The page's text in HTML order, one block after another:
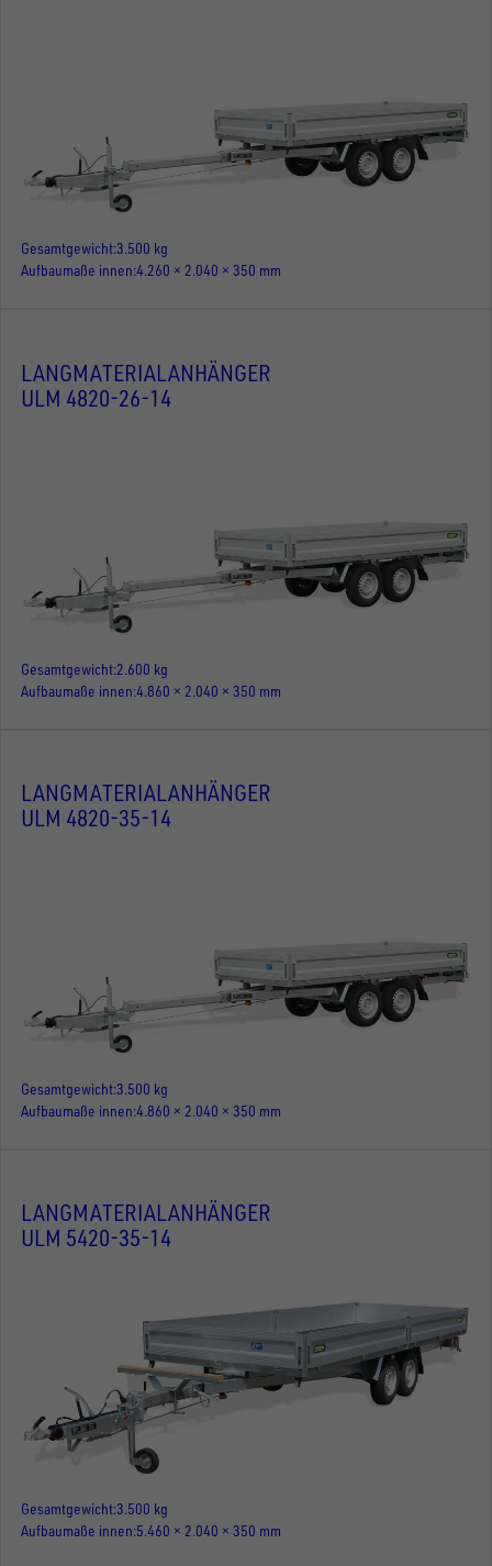
Gesamtgewicht3.500 kg
Aufbaumaße innen 4.260 × 2.040 × 350 mm
LANGMATERIALANHÄNGER
ULM 4820-26-14
Gesamtgewicht 2.600 kg
Aufbaumaße innen 4.860 × 2.040 × 350 mm
LANGMATERIALANHÄNGER
ULM 4820-35-14
Gesamtgewicht3.500 kg
Aufbaumaße innen 4.860 × 2.040 × 350 mm
LANGMATERIALANHÄNGER
ULM 5420-35-14
Gesamtgewicht3.500 kg
Aufbaumaße innen 5.460 × 2.040 × 350 mm